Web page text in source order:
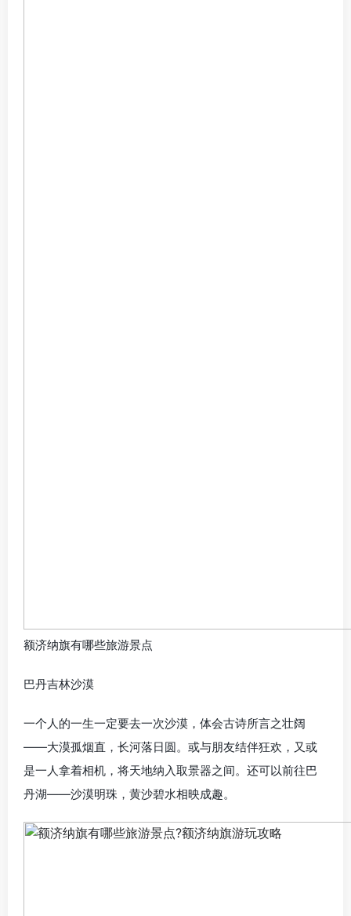
额济纳旗有哪些旅游景点
巴丹吉林沙漠
一个人的一生一定要去一次沙漠，体会古诗所言之壮阔
——大漠孤烟直，长河落日圆。或与朋友结伴狂欢，又或
是一人拿着相机，将天地纳入取景器之间。还可以前往巴
丹湖——沙漠明珠，黄沙碧水相映成趣。